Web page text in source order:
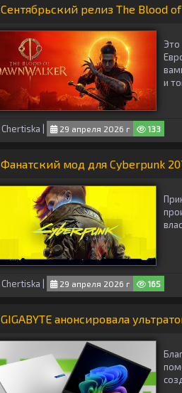
Сентябрьский релиз The Blood
и
Chertiska 29 апреля 2026 г 133
Фанатский мод для Cyberpunk
Chertiska 29 апреля 2026 г 165
GIGABYTE анонсировала